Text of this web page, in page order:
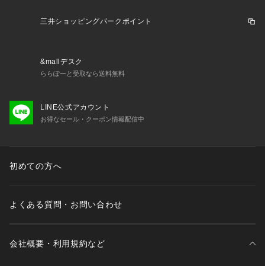
三井ショッピングパークポイント
&mallデスク
ららぽーと受取なら送料無料
LINE公式アカウント
お得なセール・クーポン情報配信中
初めての方へ
よくある質問・お問い合わせ
会社概要・利用規約など